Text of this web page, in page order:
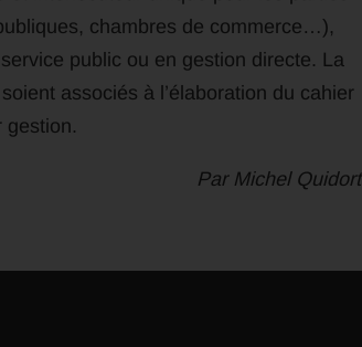
chambres de commerce…),
public ou en gestion directe. La
associés à l’élaboration du cahier
gestion.
Par Michel Quidort